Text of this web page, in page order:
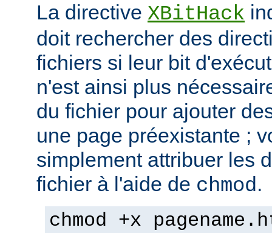
La directive XBitHack
doit rechercher des
fichiers si leur bit
n'est ainsi plus
du fichier pour ajouter
une page préexistante ;
simplement attribuer les
fichier à l'aide de chmod.
chmod +x